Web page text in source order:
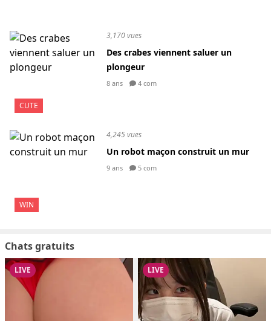
CUTE
3,170 vues
Des crabes viennent saluer un
plongeur
8 ans 4 com
WIN
4,245 vues
Un robot maçon construit un mur
9 ans 5 com
Chats gratuits